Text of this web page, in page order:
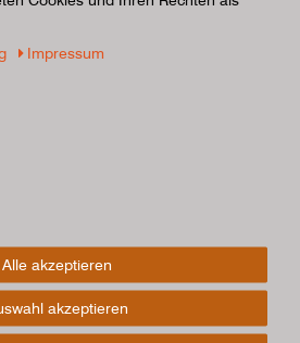
Impressum
Alle akzeptieren
akzeptieren